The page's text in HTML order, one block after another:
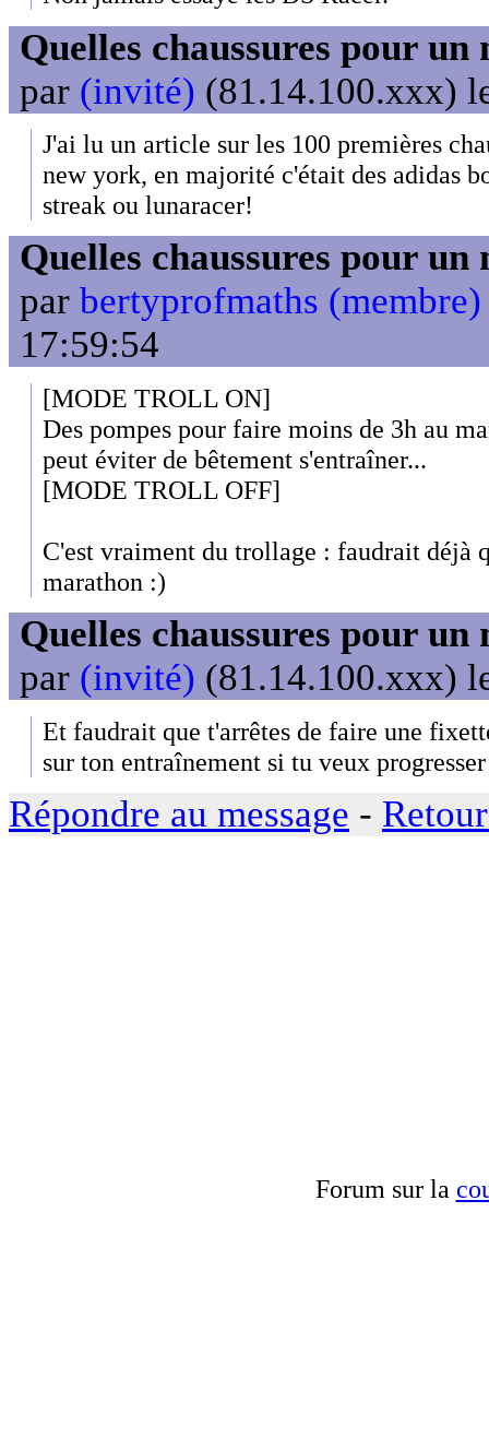
Quelles chaussures pour
par (invité) (81.14.100.xxx)
J'ai lu un article sur les 100 premières
new york, en majorité c'était des adidas
streak ou lunaracer!
Quelles chaussures pour
par bertyprofmaths (membre)
17:59:54
[MODE TROLL ON]
Des pompes pour faire moins de 3h au
peut éviter de bêtement s'entraîner...
[MODE TROLL OFF]
C'est vraiment du trollage : faudrait déjà
marathon :)
Quelles chaussures pour
par (invité) (81.14.100.xxx)
Et faudrait que t'arrêtes de faire une
sur ton entraînement si tu veux progresser
Répondre au message -
Forum sur la